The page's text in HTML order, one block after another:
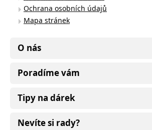
Ochrana osobních údajů
Mapa stránek
O nás
Poradíme vám
Tipy na dárek
Nevíte si rady?